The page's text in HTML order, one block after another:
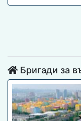
Бригади за